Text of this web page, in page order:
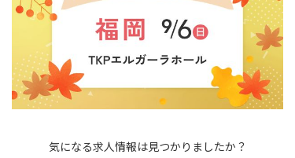
気になる求人情報は見つかりましたか？